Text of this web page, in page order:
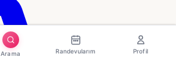
Arama Randevularım Profil